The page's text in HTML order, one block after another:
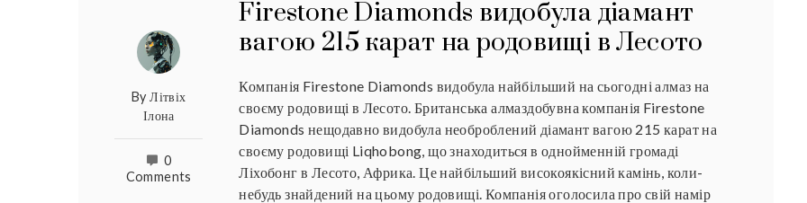
ByЛітвіх
Ілона
0
Comments
Firestone Diamonds видобула діамант
вагою 215 карат на родовищі в Лесото
Компанія Firestone Diamonds видобула найбільший на сьогодні алмаз на
своєму родовищі в Лесото. Британська алмаздобувна компанія Firestone
Diamonds нещодавно видобула необроблений діамант вагою 215 карат на
своєму родовищі Liqhobong, що знаходиться в однойменній громаді
Ліхобонг в Лесото, Африка. Це найбільший високоякісний камінь, коли-
небудь знайдений на цьому родовищі. Компанія оголосила про свій намір